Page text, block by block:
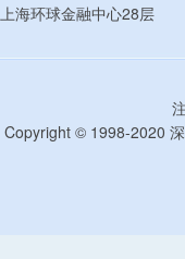
上海环球金融中心28层
Copyright © 1998-2020